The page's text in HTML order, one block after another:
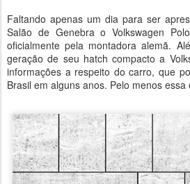
Faltando apenas um dia para ser
Salão de Genebra o Volkswagen
oficialmente pela montadora alemã.
geração de seu hatch compacto a
informações a respeito do carro, que
Brasil em alguns anos. Pelo menos